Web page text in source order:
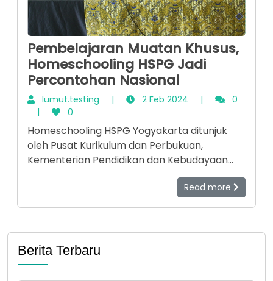
Pembelajaran Muatan Khusus,
Homeschooling HSPG Jadi
Percontohan Nasional
lumut.testing | 2 Feb 2024 |
0
|
0
Homeschooling HSPG Yogyakarta ditunjuk
oleh Pusat Kurikulum dan Perbukuan,
Kementerian Pendidikan dan Kebudayaan
(Kemdikbud) RI menjadi salah satu model
pendidikan nonformal (homeschooling) di
Indonesia. Untuk mengetahui keunggulan-
Kurikulum dan Perbukuan melakukan
identifikasi ke HSPG, 19-21 April 2021.
Read more
Berita Terbaru